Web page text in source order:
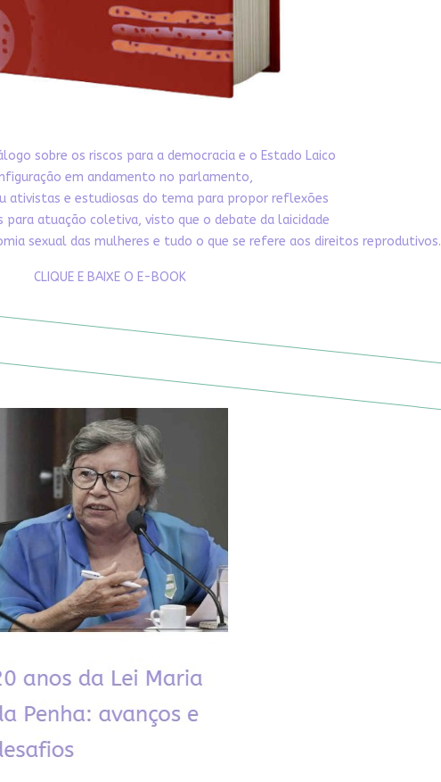
sobre os riscos para a democracia e o Estado Laico
em andamento no parlamento,
ativistas e estudiosas do tema para propor reflexões
para atuação coletiva, visto que o debate da laicidade
sexual das mulheres e tudo o que se refere aos direitos reprodutivos.
CLIQUE E BAIXE O E-BOOK